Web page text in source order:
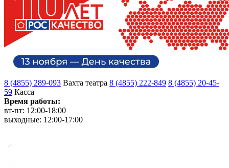
8 (4855) 289-093 Вахта театра 8 (4855) 222-849 8 (4855) 20-45-
59 Касса
Время работы:
вт-пт: 12:00-18:00
выходные: 12:00-17:00